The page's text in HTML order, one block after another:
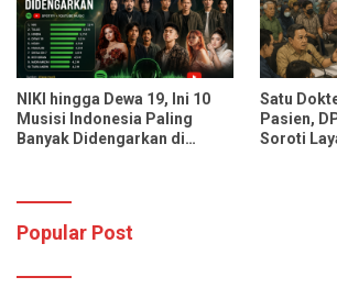
NIKI hingga Dewa 19, Ini 10
Musisi Indonesia Paling
Banyak Didengarkan di
Satu
Pasien,
Soroti
Popular Post